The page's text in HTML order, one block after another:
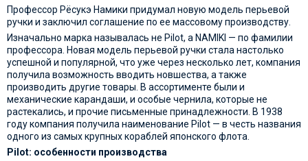
Профессор Рёсукэ Намики придумал новую модель перьевой
ручки и заключил соглашение по ее массовому производству.
Изначально марка называлась не Pilot, а NAMIKI — по фамилии
профессора. Новая модель перьевой ручки стала настолько
успешной и популярной, что уже через несколько лет, компания
получила возможность вводить новшества, а также
производить другие товары. В ассортименте были и
механические карандаши, и особые чернила, которые не
растекались, и прочие письменные принадлежности. В 1938
году компания получила наименование Pilot — в честь названия
одного из самых крупных кораблей японского флота.
Pilot: особенности производства